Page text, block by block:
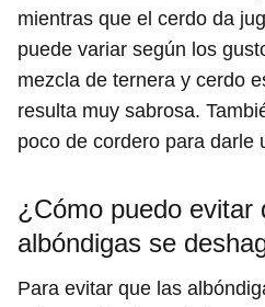
mientras que el cerdo da
puede variar según los
mezcla de ternera y cerdo
resulta muy sabrosa.
poco de cordero para darle
¿Cómo puedo evitar
albóndigas se
Para evitar que las